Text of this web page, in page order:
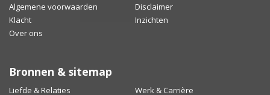
Algemene voorwaarden
Disclaimer
Klacht
Inzichten
Over ons
Bronnen & sitemap
Liefde & Relaties Werk & Carrière